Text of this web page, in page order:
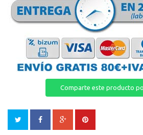
Comparte este producto